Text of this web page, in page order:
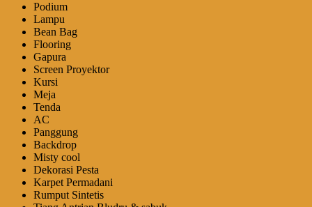
Podium
Lampu
Bean Bag
Flooring
Gapura
Screen Proyektor
Kursi
Meja
Tenda
AC
Panggung
Backdrop
Misty cool
Dekorasi Pesta
Karpet Permadani
Rumput Sintetis